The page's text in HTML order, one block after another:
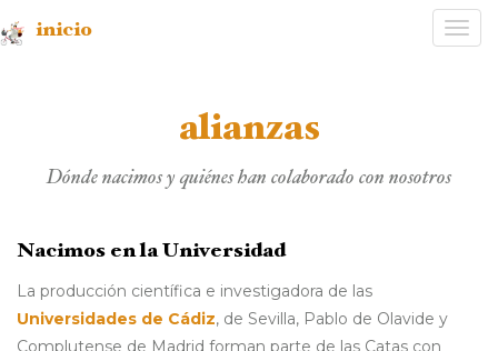
inicio
alianzas
Dónde nacimos y quiénes han colaborado con nosotros
Nacimos en la Universidad
La producción científica e investigadora de las
Universidades de Cádiz, de Sevilla, Pablo de Olavide y
Complutense de Madrid forman parte de las Catas con